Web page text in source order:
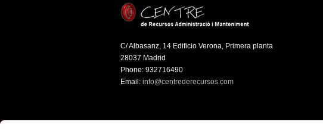
C/ Albasanz, 14 Edificio Verona, Primera planta
28037 Madrid
Phone: 932716490
Email: info@centrederecursos.com